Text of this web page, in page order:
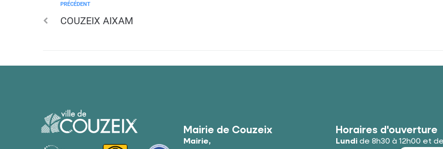
PRÉCÉDENT
COUZEIX AIXAM
Mairie de Couzeix
Mairie,
Horaires d'ouverture
Lundide 8h30 à 12h00 et de